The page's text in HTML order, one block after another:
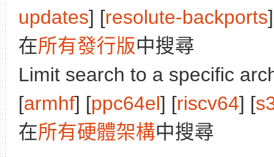
updates] [resolute-backports
在所有發行版中搜尋
Limit search to a specific
[armhf] [ppc64el] [riscv64] [
在所有硬體架構中搜尋